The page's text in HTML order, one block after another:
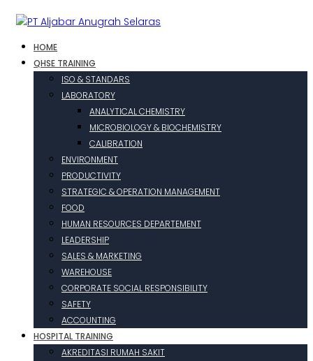
HOME
QHSE TRAINING
ISO & STANDARS
LABORATORY
ANALYTICAL CHEMISTRY
MICROBIOLOGY & BIOCHEMISTRY
CALIBRATION
ENVIRONMENT
PRODUCTIVITY
STRATEGIC & OPERATION MANAGEMENT
FOOD
HUMAN RESOURCES DEPARTEMENT
LEADERSHIP
SALES & MARKETING
WAREHOUSE
CORPORATE SOCIAL RESPONSIBILITY
SAFETY
ACCOUNTING
HOSPITAL TRAINING
AKREDITASI RUMAH SAKIT